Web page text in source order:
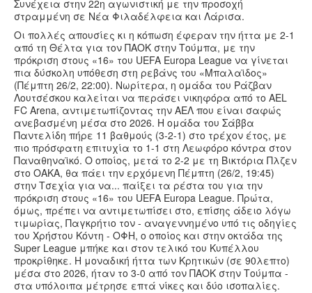
Τεχνολογία
Υγεία
Πολιτισμός
Αθλητικά
Βίντεο
Συνταγές
Συνέχεια στην 22η αγωνιστική με την προσοχή
στραμμένη σε Νέα Φιλαδέλφεια και Λάρισα.
Οι πολλές απουσίες κι η κόπωση έφεραν την ήττα με 2-1
από τη Θέλτα για τον ΠΑΟΚ στην Τούμπα, με την
πρόκριση στους «16» του UEFA Europa League να γίνεται
πια δύσκολη υπόθεση στη ρεβάνς του «Μπαλαϊδος»
(Πέμπτη 26/2, 22:00). Νωρίτερα, η ομάδα του Ράζβαν
Λουτσέσκου καλείται να περάσει νικηφόρα από το AEL
FC Arena, αντιμετωπίζοντας την ΑΕΛ που είναι σαφώς
ανεβασμένη μέσα στο 2026. Η ομάδα του Σάββα
Παντελίδη πήρε 11 βαθμούς (3-2-1) στο τρέχον έτος, με
πιο πρόσφατη επιτυχία το 1-1 στη Λεωφόρο κόντρα στον
Παναθηναϊκό. Ο οποίος, μετά το 2-2 με τη Βικτόρια Πλζεν
στο ΟΑΚΑ, θα πάει την ερχόμενη Πέμπτη (26/2, 19:45)
στην Τσεχία για να... παίξει τα ρέστα του για την
πρόκριση στους «16» του UEFA Europa League. Πρώτα,
όμως, πρέπει να αντιμετωπίσει στο, επίσης άδειο λόγω
τιμωρίας, Παγκρήτιο τον - αναγεννημένο υπό τις οδηγίες
του Χρήστου Κόντη - ΟΦΗ, ο οποίος και στην οκτάδα της
Super League μπήκε και στον τελικό του Κυπέλλου
προκρίθηκε. Η μοναδική ήττα των Κρητικών (σε 90λεπτο)
μέσα στο 2026, ήταν το 3-0 από τον ΠΑΟΚ στην Τούμπα -
στα υπόλοιπα μέτρησε επτά νίκες και δύο ισοπαλίες.